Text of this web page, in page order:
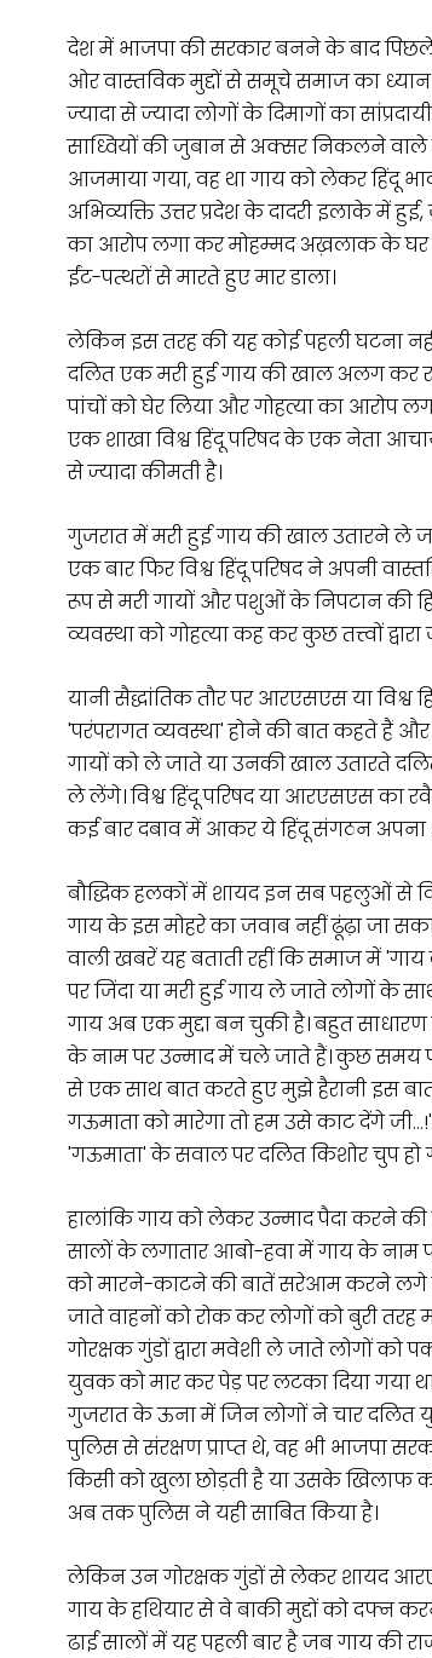
देश में भाजपा की सरकार बनने के बाद
ओर वास्तविक मुद्दों से समूचे समाज का
ज्यादा से ज्यादा लोगों के दिमागों का
साध्वियों की जुबान से अक्सर निकलने वाले
आजमाया गया, वह था गाय को लेकर हिंदू
अभिव्यक्ति उत्तर प्रदेश के दादरी इलाके में
का आरोप लगा कर मोहम्मद अख़लाक के घर
ईंट-पत्थरों से मारते हुए मार डाला।
लेकिन इस तरह की यह कोई पहली घटना
दलित एक मरी हुई गाय की खाल अलग कर
पांचों को घेर लिया और गोहत्या का आरोप
एक शाखा विश्व हिंदू परिषद के एक नेता
से ज्यादा कीमती है।
गुजरात में मरी हुई गाय की खाल उतारने ले
एक बार फिर विश्व हिंदू परिषद ने अपनी
रूप से मरी गायों और पशुओं के निपटान की
व्यवस्था को गोहत्या कह कर कुछ तत्त्वों द्वारा
यानी सैद्धांतिक तौर पर आरएसएस या
'परंपरागत व्यवस्था' होने की बात कहते हैं और
गायों को ले जाते या उनकी खाल उतारते
ले लेंगे। विश्व हिंदू परिषद या आरएसएस का
कई बार दबाव में आकर ये हिंदू संगठन अपना
बौद्धिक हलकों में शायद इन सब पहलुओं से
गाय के इस मोहरे का जवाब नहीं ढूंढ़ा जा
वाली खबरें यह बताती रहीं कि समाज में
पर जिंदा या मरी हुई गाय ले जाते लोगों के
गाय अब एक मुद्दा बन चुकी है। बहुत
के नाम पर उन्माद में चले जाते हैं। कुछ समय
से एक साथ बात करते हुए मुझे हैरानी इस
गऊमाता को मारेगा तो हम उसे काट देंगे
'गऊमाता' के सवाल पर दलित किशोर चुप
हालांकि गाय को लेकर उन्माद पैदा करने
सालों के लगातार आबो-हवा में गाय के नाम
को मारने-काटने की बातें सरेआम करने लगे
जाते वाहनों को रोक कर लोगों को बुरी तरह
गोरक्षक गुंडों द्वारा मवेशी ले जाते लोगों
युवक को मार कर पेड़ पर लटका दिया गया
गुजरात के ऊना में जिन लोगों ने चार दलित
पुलिस से संरक्षण प्राप्त थे, वह भी भाजपा
किसी को खुला छोड़ती है या उसके खिलाफ
अब तक पुलिस ने यही साबित किया है।
लेकिन उन गोरक्षक गुंडों से लेकर शायद
गाय के हथियार से वे बाकी मुद्दों को दफ्न
ढाई सालों में यह पहली बार है जब गाय की